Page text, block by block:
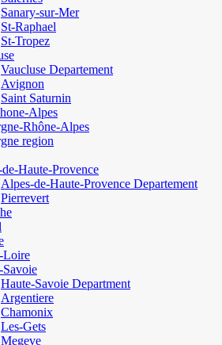
Sanary-sur-Mer
St-Raphael
St-Tropez
Vaucluse Departement
Avignon
Saint Saturnin
Alpes
Rhône-Alpes
region
Haute-Provence
Alpes-de-Haute-Provence Departement
Pierrevert
Loire
Savoie
Haute-Savoie Department
Argentiere
Chamonix
Les-Gets
Megeve